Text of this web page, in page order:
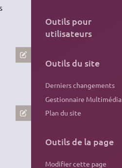
Outils pour
utilisateurs
Outils du site
Derniers changements
Gestionnaire Multimédia
Plan du site
Outils de la page
Modifier cette page